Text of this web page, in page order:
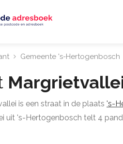
Gemeente 's-Hertogenbosch
is een straat in de plaats 's-
uit 's-Hertogenbosch telt 4